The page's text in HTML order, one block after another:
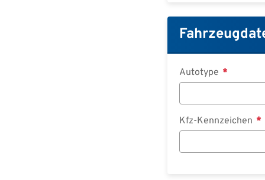
Autotype
Kfz-Kennzeichen